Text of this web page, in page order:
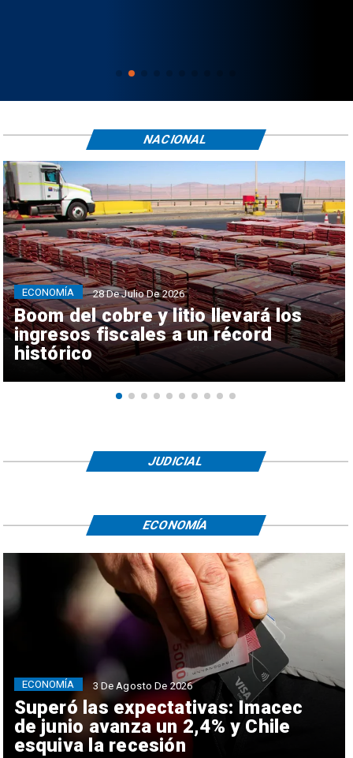
Boom del cobre y litio llevará los
ingresos fiscales a un récord
histórico
ECONOMÍA 28 De Julio De 2026
NACIONAL
JUDICIAL
Superó las expectativas: Imacec
de junio avanza un 2,4% y Chile
esquiva la recesión
ECONOMÍA 3 De Agosto De 2026
ECONOMÍA